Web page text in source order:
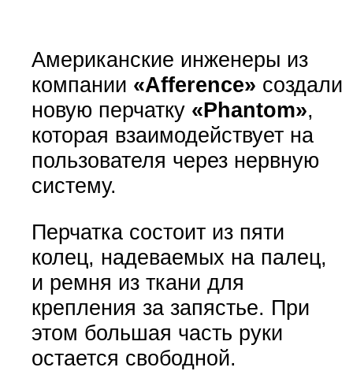
Американские инженеры из
компании «Afference» создали
новую перчатку «Phantom»,
которая взаимодействует на
пользователя через нервную
систему.
Перчатка состоит из пяти
колец, надеваемых на палец,
и ремня из ткани для
крепления за запястье. При
этом большая часть руки
остается свободной.